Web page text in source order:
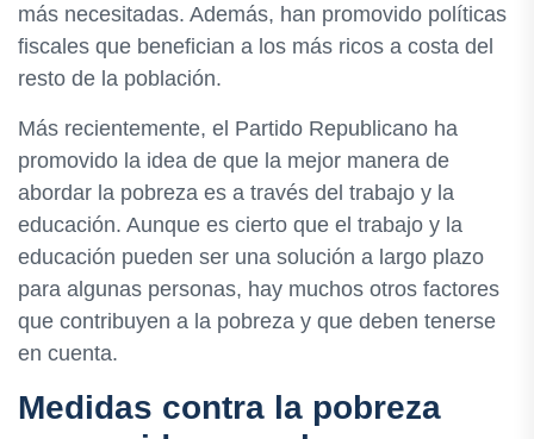
más necesitadas. Además, han promovido políticas
fiscales que benefician a los más ricos a costa del
resto de la población.
Más recientemente, el Partido Republicano ha
promovido la idea de que la mejor manera de
abordar la pobreza es a través del trabajo y la
educación. Aunque es cierto que el trabajo y la
educación pueden ser una solución a largo plazo
para algunas personas, hay muchos otros factores
que contribuyen a la pobreza y que deben tenerse
en cuenta.
Medidas contra la pobreza